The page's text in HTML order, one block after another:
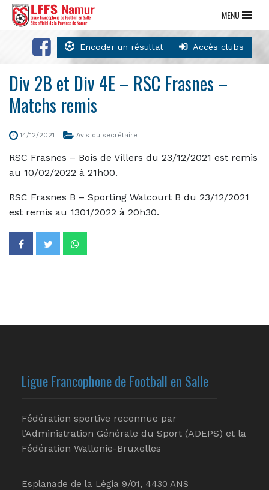
Encoder un résultat Accès clubs
MENU
Div 2B et Div 4E – RSC Frasnes –
Matchs remis
14/12/2021 Avis du secrétaire
RSC Frasnes – Bois de Villers du 23/12/2021 est remis
au 10/02/2022 à 21h00.
RSC Frasnes B – Sporting Walcourt B du 23/12/2021
est remis au 1301/2022 à 20h30.
Ligue Francophone de Football en Salle
Fédération sportive reconnue par
l’Administration Générale du Sport (ADEPS) et la
Fédération Wallonie-Bruxelles
Esplanade de la Légia 9/01, 4430 ANS